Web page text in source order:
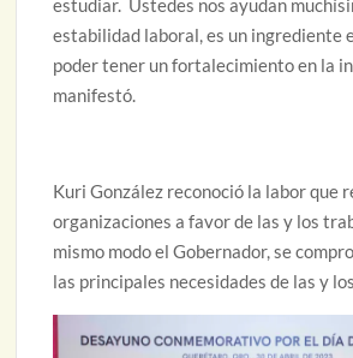
estudiar. Ustedes nos ayudan
estabilidad laboral, es un ingrediente
poder tener un fortalecimiento en la
manifestó.
Kuri González reconoció la labor que
organizaciones a favor de las y los
mismo modo el Gobernador, se
las principales necesidades de las y